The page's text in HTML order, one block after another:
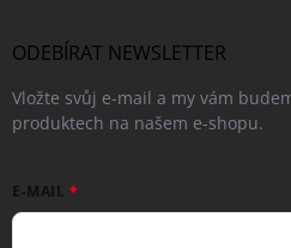
ODEBÍRAT NEWSLETTER
Vložte svůj e-mail a my vám
produktech na našem e-shopu.
E-MAIL